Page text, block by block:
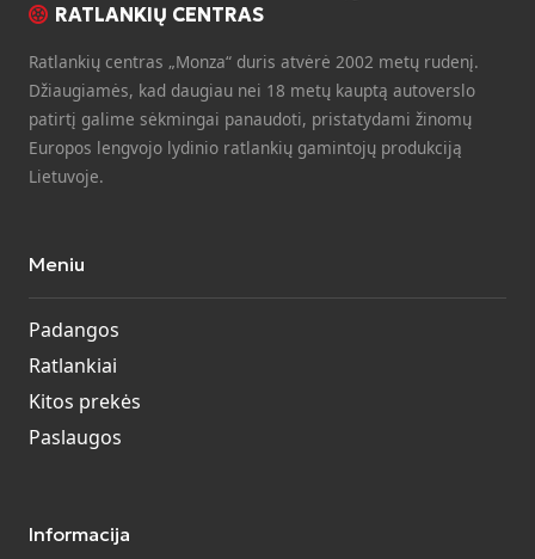
RATLANKIŲ CENTRAS
Ratlankių centras „Monza“ duris atvėrė 2002 metų rudenį.
Džiaugiamės, kad daugiau nei 18 metų kauptą autoverslo
patirtį galime sėkmingai panaudoti, pristatydami žinomų
Europos lengvojo lydinio ratlankių gamintojų produkciją
Lietuvoje.
Meniu
Padangos
Ratlankiai
Kitos prekės
Paslaugos
Informacija